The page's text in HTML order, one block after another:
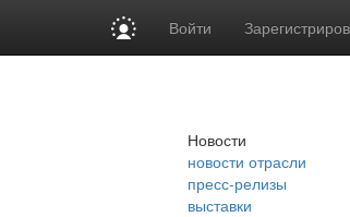
Войти
Новости
новости отрасли
пресс-релизы
выставки